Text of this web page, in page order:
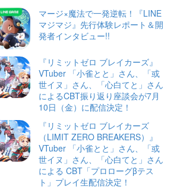
マージ×魔法で一発逆転！『LINE
マジマジ』先行体験レポート＆開
発者インタビュー!!
『リミットゼロ ブレイカーズ』
VTuber 「小雀とと」さん、「或
世イヌ」さん、「心白てと」さん
によるCBT振り返り座談会が7月
10日（金）に配信決定！
『リミットゼロ ブレイカーズ
（LIMIT ZERO BREAKERS）』
VTuber 「小雀とと」さん、「或
世イヌ」さん、「心白てと」さん
による CBT「プロローグβテス
ト」プレイ生配信決定！